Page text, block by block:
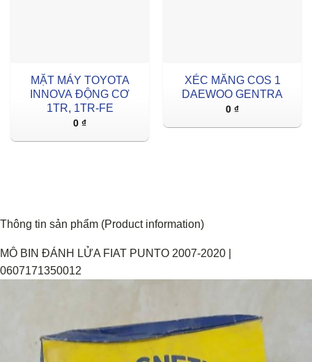
MẶT MÁY TOYOTA
INNOVA ĐỘNG CƠ
1TR, 1TR-FE
0 ₫
XÉC MĂNG COS 1
DAEWOO GENTRA
0 ₫
Thông tin sản phẩm (Product information)
MÔ BIN ĐÁNH LỬA FIAT PUNTO 2007-2020 |
0607171350012